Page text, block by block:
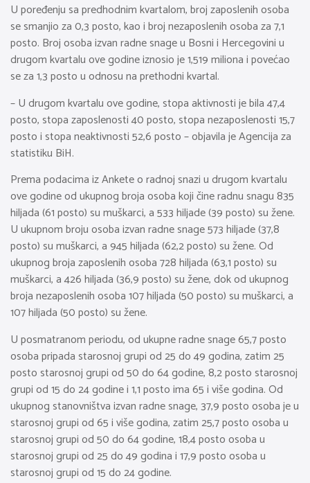
U poređenju sa predhodnim kvartalom, broj zaposlenih osoba
se smanjio za 0,3 posto, kao i broj nezaposlenih osoba za 7,1
posto. Broj osoba izvan radne snage u Bosni i Hercegovini u
drugom kvartalu ove godine iznosio je 1,519 miliona i povećao
se za 1,3 posto u odnosu na prethodni kvartal.
– U drugom kvartalu ove godine, stopa aktivnosti je bila 47,4
posto, stopa zaposlenosti 40 posto, stopa nezaposlenosti 15,7
posto i stopa neaktivnosti 52,6 posto – objavila je Agencija za
statistiku BiH.
Prema podacima iz Ankete o radnoj snazi u drugom kvartalu
ove godine od ukupnog broja osoba koji čine radnu snagu 835
hiljada (61 posto) su muškarci, a 533 hiljade (39 posto) su žene.
U ukupnom broju osoba izvan radne snage 573 hiljade (37,8
posto) su muškarci, a 945 hiljada (62,2 posto) su žene. Od
ukupnog broja zaposlenih osoba 728 hiljada (63,1 posto) su
muškarci, a 426 hiljada (36,9 posto) su žene, dok od ukupnog
broja nezaposlenih osoba 107 hiljada (50 posto) su muškarci, a
107 hiljada (50 posto) su žene.
U posmatranom periodu, od ukupne radne snage 65,7 posto
osoba pripada starosnoj grupi od 25 do 49 godina, zatim 25
posto starosnoj grupi od 50 do 64 godine, 8,2 posto starosnoj
grupi od 15 do 24 godine i 1,1 posto ima 65 i više godina. Od
ukupnog stanovništva izvan radne snage, 37,9 posto osoba je u
starosnoj grupi od 65 i više godina, zatim 25,7 posto osoba u
starosnoj grupi od 50 do 64 godine, 18,4 posto osoba u
starosnoj grupi od 25 do 49 godina i 17,9 posto osoba u
starosnoj grupi od 15 do 24 godine.